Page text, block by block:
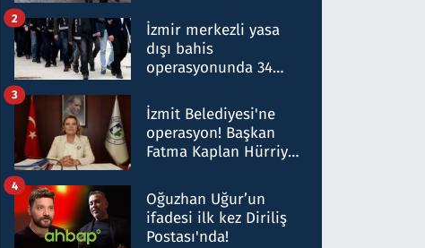
hakkında gözaltı kararı
İzmir merkezli yasa
dışı bahis
operasyonunda 34
Milyar liralık para
trafiği tespit edildi
2
İzmit Belediyesi'ne
operasyon! Başkan
Fatma Kaplan Hürriyet
3
Oğuzhan Uğur’un
ifadesi ilk kez Diriliş
Postası'nda!
4